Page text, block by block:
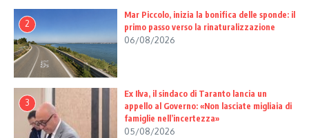
2
Mar Piccolo, inizia la bonifica delle sponde: il
primo passo verso la rinaturalizzazione
06/08/2026
3
Ex Ilva, il sindaco di Taranto lancia un
appello al Governo: «Non lasciate migliaia di
famiglie nell’incertezza»
05/08/2026